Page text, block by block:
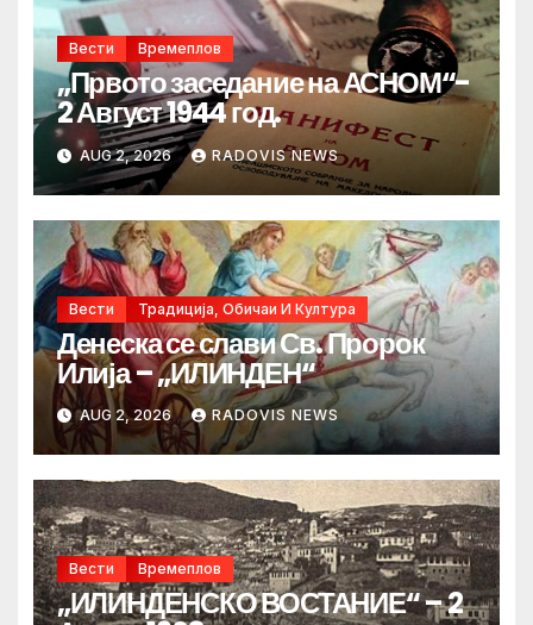
Вести Времеплов
„Првото заседание на АСНОМ“-
2 Август 1944 год.
AUG 2, 2026 RADOVIS NEWS
Вести Традиција, Обичаи И Култура
Денеска се слави Св. Пророк
Илија – „ИЛИНДЕН“
AUG 2, 2026 RADOVIS NEWS
Вести Времеплов
„ИЛИНДЕНСКО ВОСТАНИЕ“ – 2